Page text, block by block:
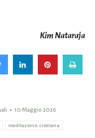
Kim Nataraja
10 Maggio 2026
meditazione cristiana